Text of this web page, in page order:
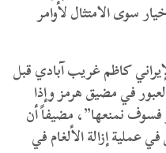
سوى الامتثال لأوامر
كاظم غريب آبادي قبل
في مضيق هرمز وإذا
فسوف نمنعها”، مضيفاً أن
عملية إزالة الألغام في